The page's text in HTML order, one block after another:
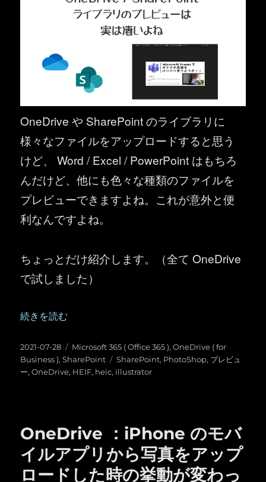
OneDrive や SharePoint のライブラリに
様々なファイルをアップロードすると思う
けど、 Word / Excel / PowerPoint はもちろ
んだけど、他にも色々な種類のファイルを
プレビューできますよね。これが意外と便
利なんですよね。
ちょっとだけ紹介します。（全て OneDrive
で試しました）
“OneDrive ／ SharePoint ：ライブラリのプレビューは
続きを読む
投
稿
日:
2021-07-28
カ
テ
ゴ
Microsoft 365 ( Office 365 ),OneDrive ( for
Business ),SharePoint
タ
グ
SharePoint, PhotoShop, プレビュ
ー,OneDrive, HEIF, heic, illustrator
OneDrive ：iPhone のモバ
イルアプリから写真をアップ
ロードした時の挙動が変わっ